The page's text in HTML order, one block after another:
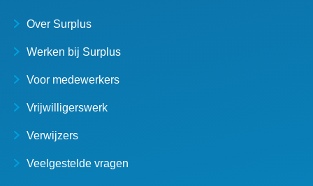
Over Surplus
Werken bij Surplus
Voor medewerkers
Vrijwilligerswerk
Verwijzers
Veelgestelde vragen